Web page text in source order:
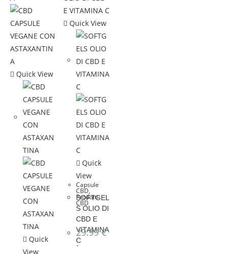
Quick View
Quick
View
Quick View
Quick
View
Capsule
CBD,
Prodotti
CBD
SOFTGEL
S OLIO DI
CBD E
VITAMINA
C
29.99€
-